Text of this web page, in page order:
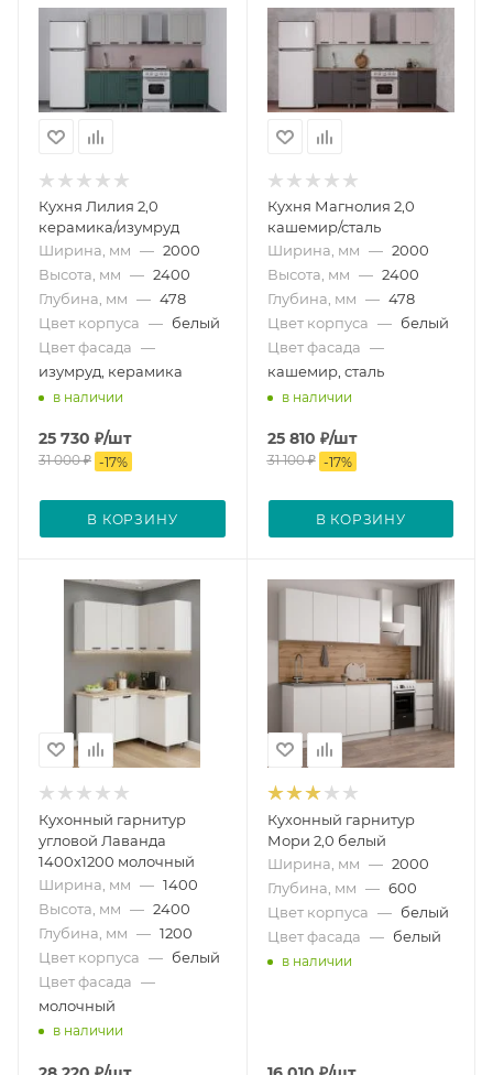
Кухня Лилия 2,0
керамика/изумруд
Ширина, мм — 2000
Высота, мм — 2400
Глубина, мм — 478
Цвет корпуса — белый
Цвет фасада —
изумруд, керамика
в наличии
25 730 ₽/шт
31 000₽ -17%
В КОРЗИНУ
Кухня Магнолия 2,0
кашемир/сталь
Ширина, мм — 2000
Высота, мм — 2400
Глубина, мм — 478
Цвет корпуса — белый
Цвет фасада —
кашемир, сталь
в наличии
25 810 ₽/шт
31 100₽ -17%
В КОРЗИНУ
Кухонный гарнитур
угловой Лаванда
1400х1200 молочный
Ширина, мм — 1400
Высота, мм — 2400
Глубина, мм — 1200
Цвет корпуса — белый
Цвет фасада —
молочный
в наличии
Кухонный гарнитур
Мори 2,0 белый
Ширина, мм — 2000
Глубина, мм — 600
Цвет корпуса — белый
Цвет фасада — белый
в наличии